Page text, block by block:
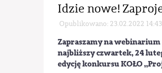
Idzie nowe!
Opublikowano: 23.02.2022 14:43
Zapraszamy na
najbliższy czwartek, 24
edycję konkursu KOŁO